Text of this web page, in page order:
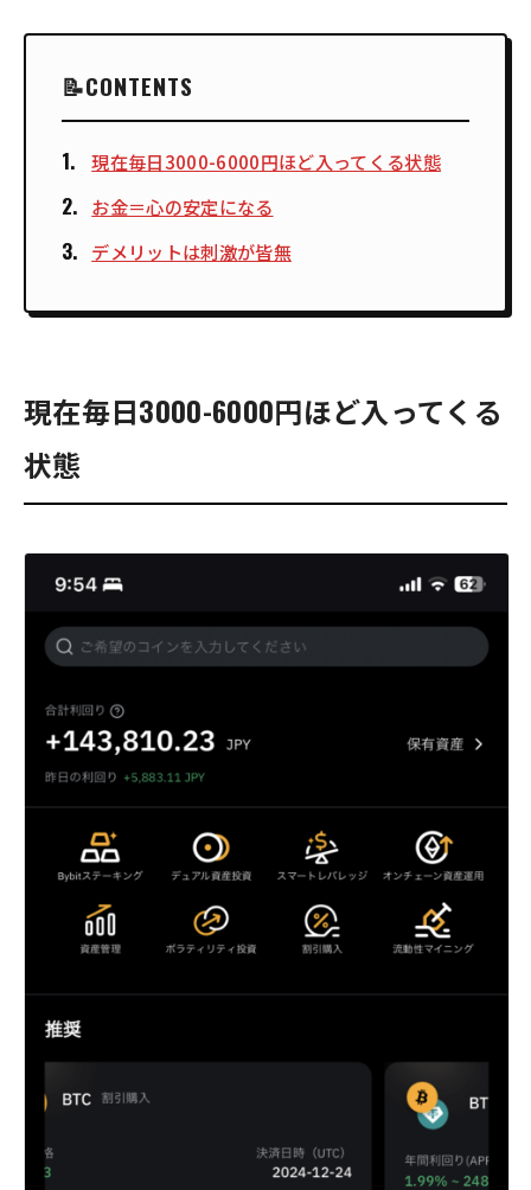
CONTENTS
現在毎日3000-6000円ほど入ってくる状態
お金＝心の安定になる
デメリットは刺激が皆無
現在毎日3000-6000円ほど入ってくる
状態